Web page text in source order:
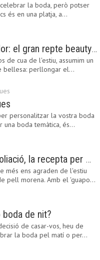
la boda, però potser
és en una platja, a…
Bronzejat durador: el gran repte beauty del final de l’estiu
de cua de l'estiu, assumim un
bellesa: perllongar el…
personalitzar la vostra boda
una boda temàtica, és…
Hidratació i exfoliació, la recepta per mantenir el bronzejat
més ens agraden de l'estiu
pell morena. Amb el 'guapo…
boda de nit?
de casar-vos, heu de
la boda pel matí o per…